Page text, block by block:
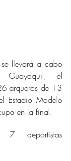
llevará a cabo
el
arqueros de 13
Estadio Modelo
en la final.
7 deportistas